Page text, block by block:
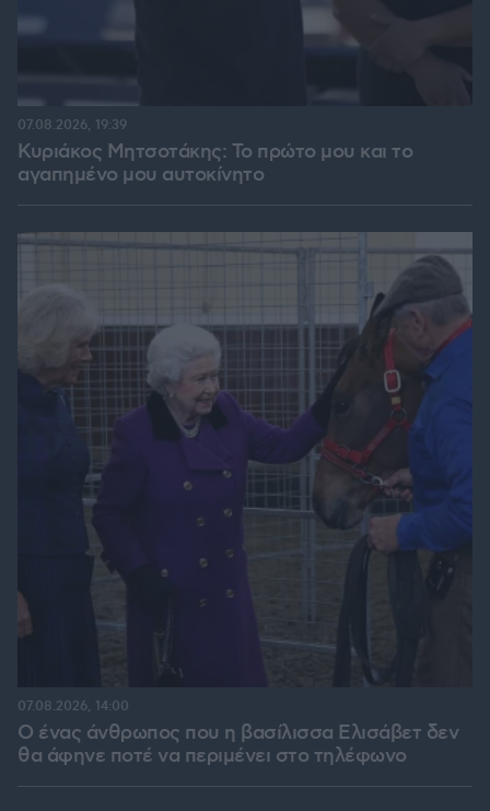
Κυριάκος Μητσοτάκης: Το πρώτο μου και το
αγαπημένο μου αυτοκίνητο
07.08.2026, 19:39
Ο ένας άνθρωπος που η βασίλισσα Ελισάβετ δεν
θα άφηνε ποτέ να περιμένει στο τηλέφωνο
07.08.2026, 14:00